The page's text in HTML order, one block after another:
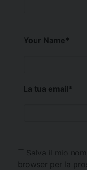
Your Name*
La tua email*
Salva il mio
browser per la